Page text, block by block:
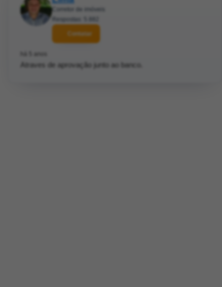
Corretor de imóveis
Respostas: 5.882
Contatar
há 5 anos
Atraves de aprovação junto ao banco.